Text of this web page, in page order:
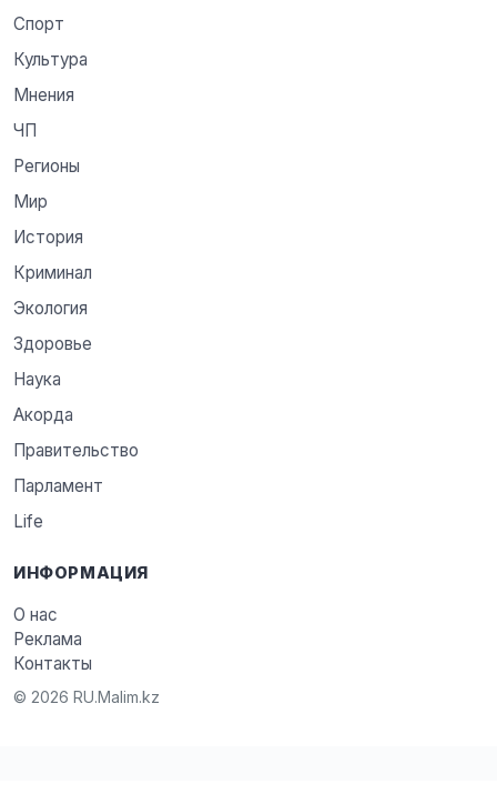
Спорт
Культура
Мнения
ЧП
Регионы
Мир
История
Криминал
Экология
Здоровье
Наука
Акорда
Правительство
Парламент
Life
ИНФОРМАЦИЯ
О нас
Реклама
Контакты
© 2026 RU.Malim.kz